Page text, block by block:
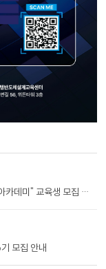
[모집중] "성남시 시스템반도체 설계(팹리스) 아카데미" 교육생 모집 안내
모집 안내